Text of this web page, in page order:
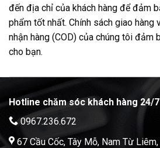
đến địa chỉ của khách hàng để đảm
phẩm tốt nhất. Chính sách giao hàng
nhận hàng (COD) của chúng tôi đảm
cho bạn.
Hotline chăm sóc khách hàng 24/7
0967.236.672
67 Cầu Cốc, Tây Mỗ, Nam Từ